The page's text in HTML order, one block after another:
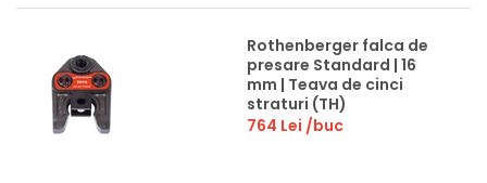
Rothenberger falca de
presare Standard | 16
mm | Teava de cinci
straturi (TH)
764 Lei /buc